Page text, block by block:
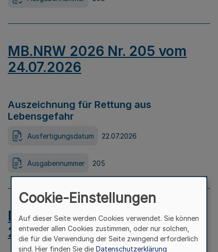
MB.NRW 2026 Nr. 205 vom
24.07.2026
Auszeichnung für Rettung aus
Lebensgefahr
Ausfertigungsdatum 22.07.2026
Ausgabennummer 205
MB.NRW 2026 Nr. 204 vom
24.07.2026
Cookie-Einstellungen
Auf dieser Seite werden Cookies verwendet. Sie können
entweder allen Cookies zustimmen, oder nur solchen,
die für die Verwendung der Seite zwingend erforderlich
sind. Hier finden Sie die Datenschutzerklärung